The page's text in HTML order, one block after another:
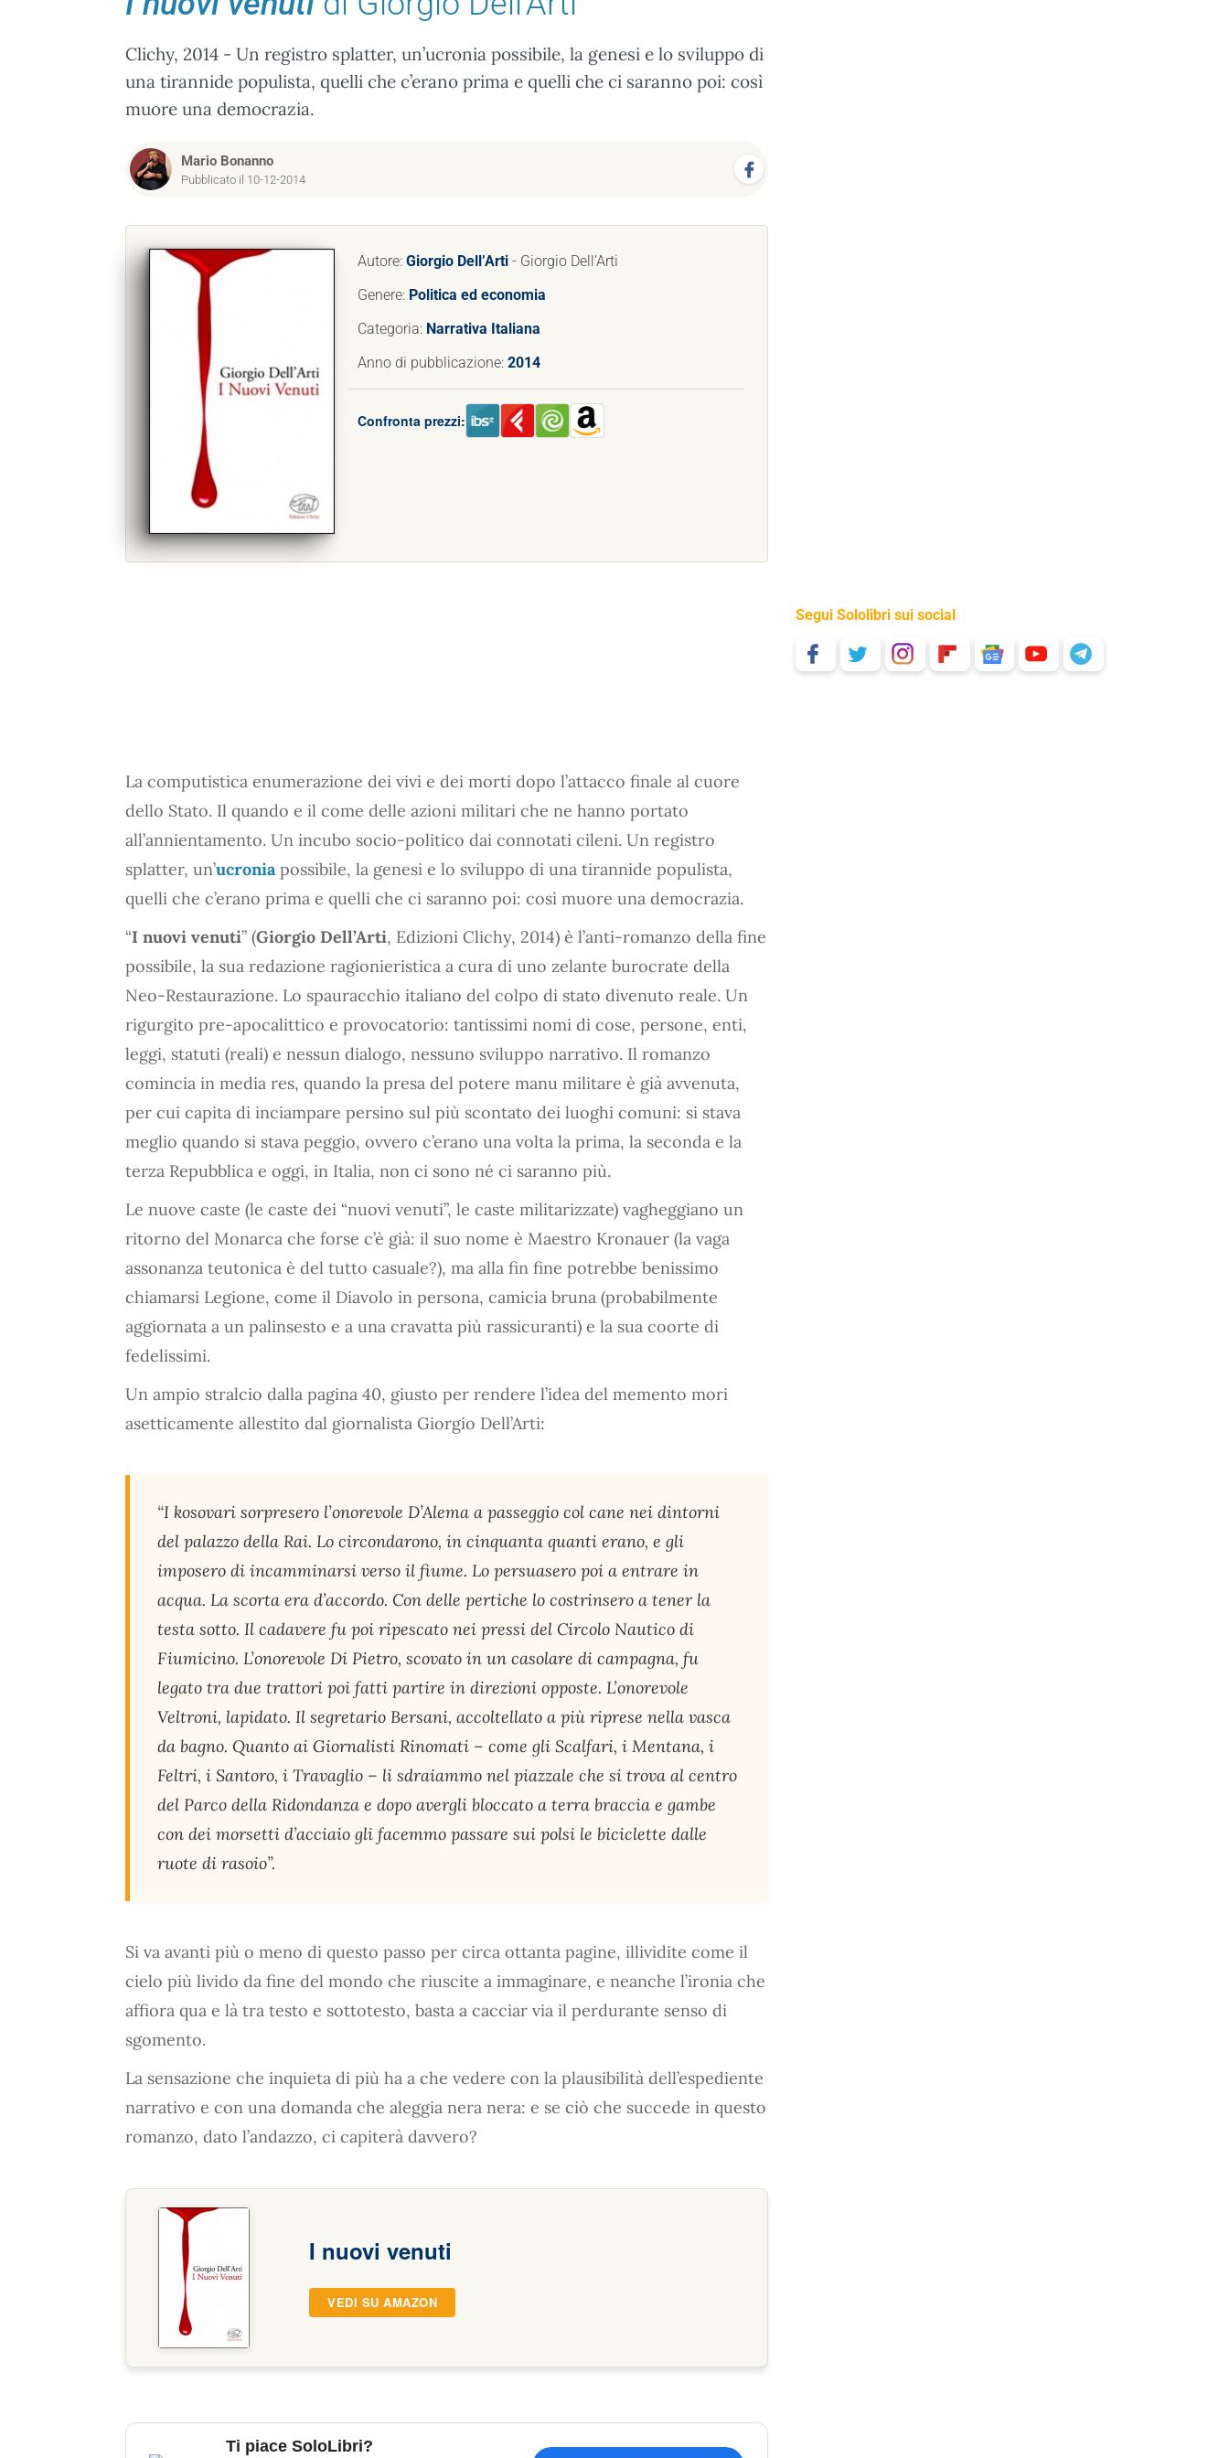
Clichy, 2014 - Un registro splatter, un’ucronia possibile, la genesi e lo sviluppo di
una tirannide populista, quelli che c’erano prima e quelli che ci saranno poi: così
muore una democrazia.
Mario Bonanno
Pubblicato il 10-12-2014
Autore: Giorgio Dell’Arti - Giorgio Dell’Arti
Genere: Politica ed economia
Categoria: Narrativa Italiana
Anno di pubblicazione: 2014
Confronta prezzi:
La computistica enumerazione dei vivi e dei morti dopo l’attacco finale al cuore
dello Stato. Il quando e il come delle azioni militari che ne hanno portato
all’annientamento. Un incubo socio-politico dai connotati cileni. Un registro
splatter, un’ucroniapossibile, la genesi e lo sviluppo di una tirannide populista,
quelli che c’erano prima e quelli che ci saranno poi: così muore una democrazia.
“I nuovi venuti” (Giorgio Dell’Arti, Edizioni Clichy, 2014) è l’anti-romanzo della fine
possibile, la sua redazione ragionieristica a cura di uno zelante burocrate della
Neo-Restaurazione. Lo spauracchio italiano del colpo di stato divenuto reale. Un
rigurgito pre-apocalittico e provocatorio: tantissimi nomi di cose, persone, enti,
leggi, statuti (reali) e nessun dialogo, nessuno sviluppo narrativo. Il romanzo
comincia in media res, quando la presa del potere manu militare è già avvenuta,
per cui capita di inciampare persino sul più scontato dei luoghi comuni: si stava
meglio quando si stava peggio, ovvero c’erano una volta la prima, la seconda e la
terza Repubblica e oggi, in Italia, non ci sono né ci saranno più.
Le nuove caste (le caste dei “nuovi venuti”, le caste militarizzate) vagheggiano un
ritorno del Monarca che forse c’è già: il suo nome è Maestro Kronauer (la vaga
assonanza teutonica è del tutto casuale?), ma alla fin fine potrebbe benissimo
chiamarsi Legione, come il Diavolo in persona, camicia bruna (probabilmente
aggiornata a un palinsesto e a una cravatta più rassicuranti) e la sua coorte di
fedelissimi.
Un ampio stralcio dalla pagina 40, giusto per rendere l’idea del memento mori
asetticamente allestito dal giornalista Giorgio Dell’Arti:
“I kosovari sorpresero l’onorevole D’Alema a passeggio col cane nei dintorni
del palazzo della Rai. Lo circondarono, in cinquanta quanti erano, e gli
imposero di incamminarsi verso il fiume. Lo persuasero poi a entrare in
acqua. La scorta era d’accordo. Con delle pertiche lo costrinsero a tener la
testa sotto. Il cadavere fu poi ripescato nei pressi del Circolo Nautico di
Fiumicino. L’onorevole Di Pietro, scovato in un casolare di campagna, fu
legato tra due trattori poi fatti partire in direzioni opposte. L’onorevole
Veltroni, lapidato. Il segretario Bersani, accoltellato a più riprese nella vasca
da bagno. Quanto ai Giornalisti Rinomati – come gli Scalfari, i Mentana, i
Feltri, i Santoro, i Travaglio – li sdraiammo nel piazzale che si trova al centro
del Parco della Ridondanza e dopo avergli bloccato a terra braccia e gambe
con dei morsetti d’acciaio gli facemmo passare sui polsi le biciclette dalle
ruote di rasoio”.
Si va avanti più o meno di questo passo per circa ottanta pagine, illividite come il
cielo più livido da fine del mondo che riuscite a immaginare, e neanche l’ironia che
affiora qua e là tra testo e sottotesto, basta a cacciar via il perdurante senso di
sgomento.
La sensazione che inquieta di più ha a che vedere con la plausibilità dell’espediente
narrativo e con una domanda che aleggia nera nera: e se ciò che succede in questo
romanzo, dato l’andazzo, ci capiterà davvero?
I nuovi venuti
VEDI SU AMAZON
Ti piace SoloLibri?
Segui Sololibri sui social